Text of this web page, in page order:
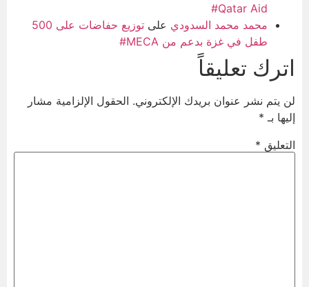
Qatar Aid#
محمد محمد السدودي على
توزيع حفاضات على 500
طفل في غزة بدعم من MECA#
اترك تعليقاً
لن يتم نشر عنوان بريدك الإلكتروني. الحقول الإلزامية مشار
إليها بـ *
التعليق *